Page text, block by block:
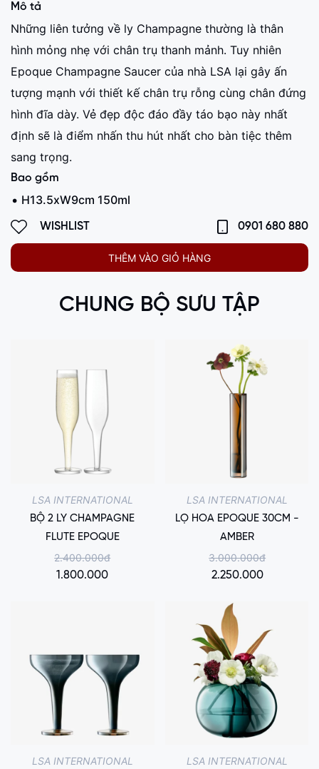
Mô tả
Những liên tưởng về ly Champagne thường là thân
hình mỏng nhẹ với chân trụ thanh mảnh. Tuy nhiên
Epoque Champagne Saucer của nhà LSA lại gây ấn
tượng mạnh với thiết kế chân trụ rỗng cùng chân đứng
hình đĩa dày. Vẻ đẹp độc đáo đầy táo bạo này nhất
định sẽ là điểm nhấn thu hút nhất cho bàn tiệc thêm
sang trọng.
Bao gồm
H13.5xW9cm 150ml
WISHLIST 0901 680 880
THÊM VÀO GIỎ HÀNG
CHUNG BỘ SƯU TẬP
LSA INTERNATIONAL
BỘ 2 LY CHAMPAGNE
FLUTE EPOQUE
2.400.000đ
1.800.000
LSA INTERNATIONAL
LSA INTERNATIONAL
LỌ HOA EPOQUE 30CM -
AMBER
3.000.000đ
2.250.000
LSA INTERNATIONAL